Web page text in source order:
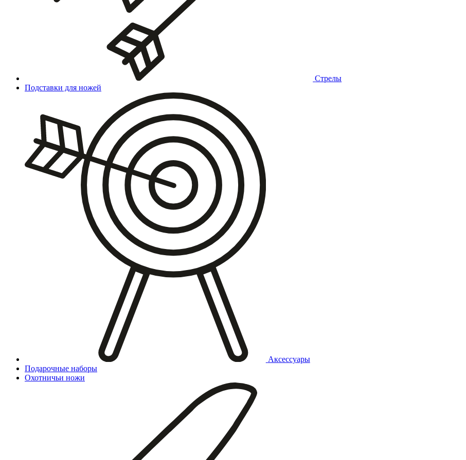
Стрелы
Подставки для ножей
Аксессуары
Подарочные наборы
Охотничьи ножи